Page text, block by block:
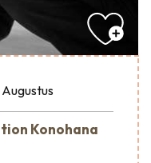
Augustus
Konohana